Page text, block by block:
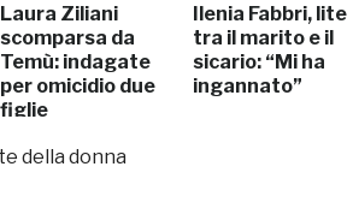
Laura Ziliani
scomparsa da
Temù: indagate
per omicidio due
figlie
Ilenia Fabbri, lite
tra il marito e il
sicario: “Mi ha
ingannato”
della donna